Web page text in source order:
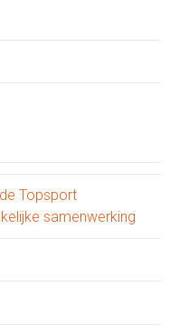
Topsport
samenwerking